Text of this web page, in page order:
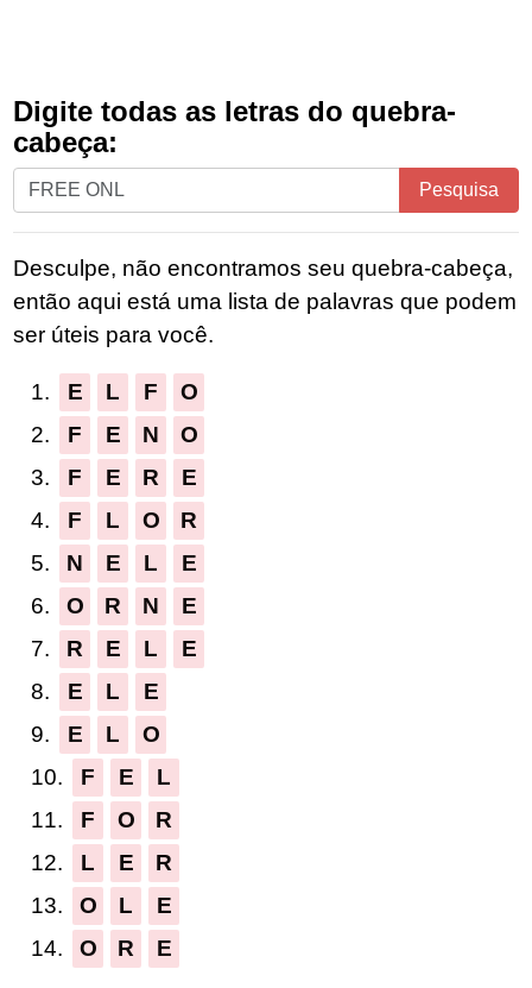
Digite todas as letras do quebra-
cabeça:
Digite
todas
letras
do
quebra-
cabeça:
Pesquisa
Desculpe, não encontramos seu quebra-cabeça,
então aqui está uma lista de palavras que podem
ser úteis para você.
1. E L F
O
2.
F E N
O
3.
F E R
E
4.
F L O
R
5.
N E L
E
6.
O R N
E
7.
R E L
E
8.
E L
E
9.
E L
O
10.
F E
L
11.
F O
R
12.
L E
R
13.
O L
E
14.
O R E